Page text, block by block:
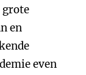
grote
en
even